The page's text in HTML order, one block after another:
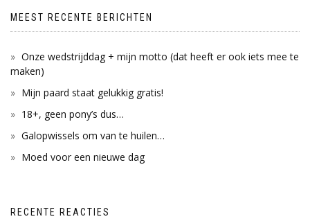
MEEST RECENTE BERICHTEN
Onze wedstrijddag + mijn motto (dat heeft er ook iets mee te
maken)
Mijn paard staat gelukkig gratis!
18+, geen pony’s dus…
Galopwissels om van te huilen…
Moed voor een nieuwe dag
RECENTE REACTIES